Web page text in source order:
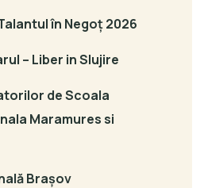
în Negoț 2026
– Liber in Slujire
de Scoala
Maramures si
Brașov